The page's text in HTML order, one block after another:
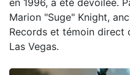
Marion "Suge" Knight,
Records et témoin direct
Las Vegas.